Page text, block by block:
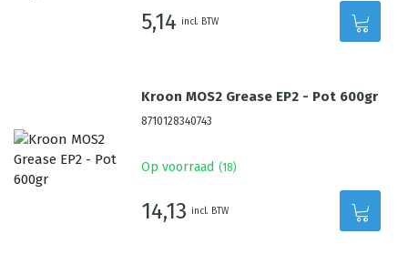
5,14 incl. BTW
Kroon MOS2 Grease EP2 - Pot 600gr
8710128340743
Op voorraad (18)
14,13 incl. BTW